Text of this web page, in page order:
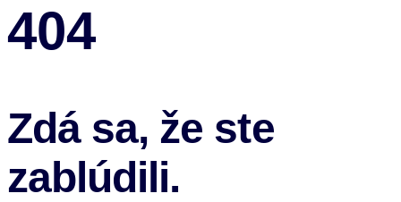
404
Zdá sa, že ste
zablúdili.